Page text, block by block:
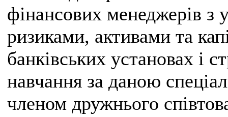
фінансових менеджерів з
ризиками, активами та
банківських установах і
навчання за даною
членом дружнього